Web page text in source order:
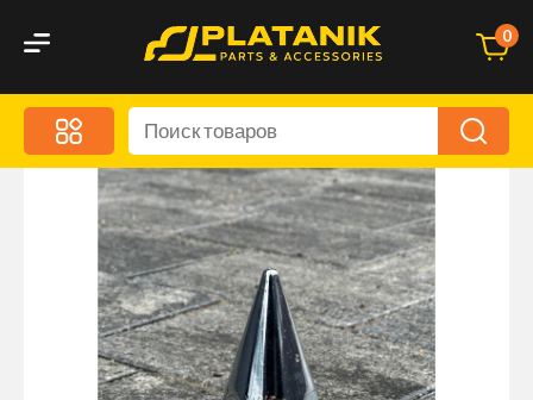
0
Меню
Акционные предложения
Дорожные аксессуары
Дорожная кухня
Автохимия и уход
Оптика и светотехника
Брызговики